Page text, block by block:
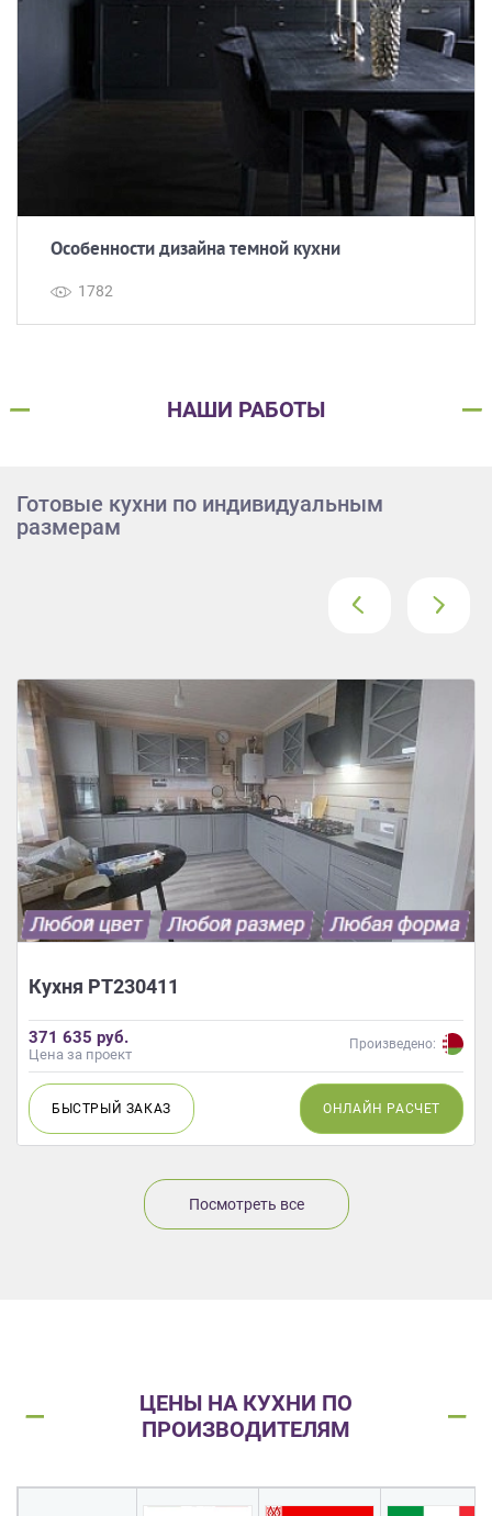
Особенности дизайна темной кухни
1782
НАШИ РАБОТЫ
Готовые кухни по индивидуальным
размерам
Кухня РТ230411
371 635 руб.
Цена за проект
Произведено:
БЫСТРЫЙ ЗАКАЗ ОНЛАЙН РАСЧЕТ
Посмотреть все
ЦЕНЫ НА КУХНИ ПО
ПРОИЗВОДИТЕЛЯМ